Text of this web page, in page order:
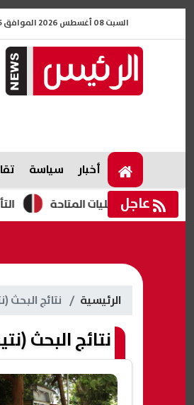
السبت 08 أغسطس 2026 الموافق 25 صفر 1448
أخبار سياسة
عاجل التأمينات الاجتماعية 2026.. تعرف على الخدمات
الرئيسية نتائج البحث
نتائج البحث